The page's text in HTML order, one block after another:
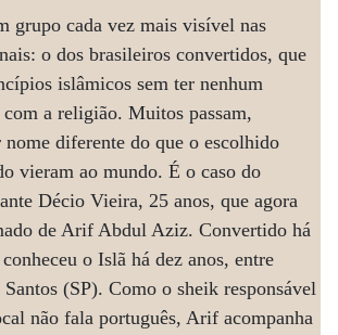
grupo cada vez mais visível nas
o dos brasileiros convertidos, que
islâmicos sem ter nenhum
a religião. Muitos passam,
diferente do que o escolhido
vieram ao mundo. É o caso do
Décio Vieira, 25 anos, que agora
de Arif Abdul Aziz. Convertido há
o Islã há dez anos, entre
(SP). Como o sheik responsável
não fala português, Arif acompanha